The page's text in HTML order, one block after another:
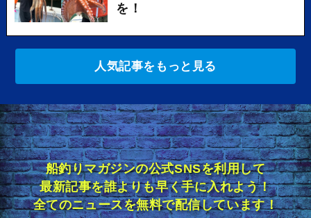
を！
人気記事をもっと見る
船釣りマガジンの公式SNSを利用して
最新記事を誰よりも早く手に入れよう！
全てのニュースを無料で配信しています！